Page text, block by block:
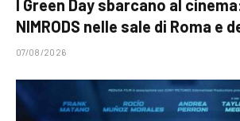
I Green Day sbarcano al
NIMRODS nelle sale di Roma e
07/08/2026